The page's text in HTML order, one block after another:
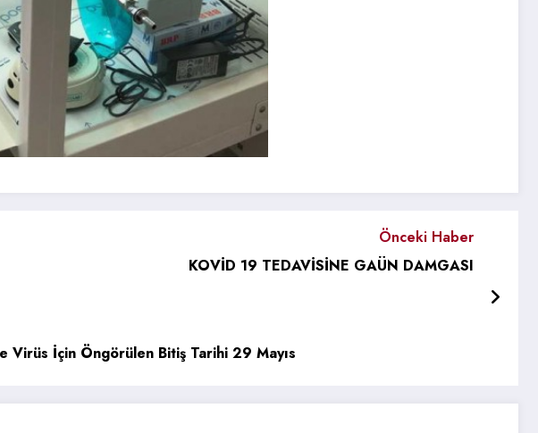
Önceki Haber
KOVİD 19 TEDAVİSİNE GAÜN DAMGASI
Virüs İçin Öngörülen Bitiş Tarihi 29 Mayıs